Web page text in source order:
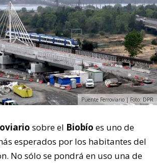
Puente Ferroviario | Foto: DPR
sobre el Biobío es uno de
esperados por los habitantes del
No sólo se pondrá en uso una de